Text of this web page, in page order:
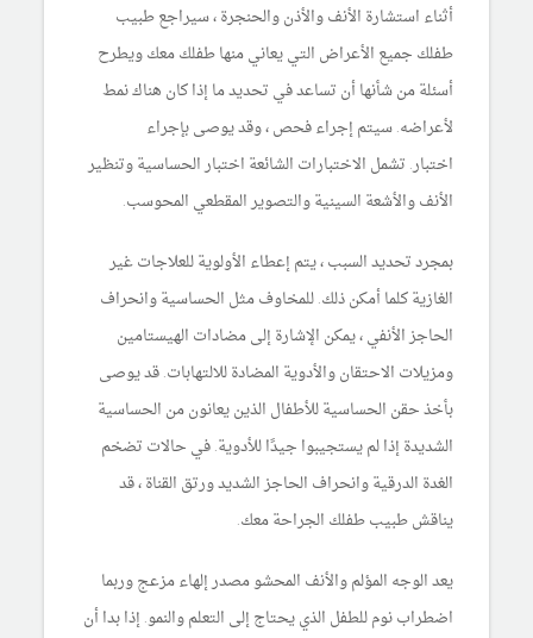
أثناء استشارة الأنف والأذن والحنجرة ، سيراجع طبيب
طفلك جميع الأعراض التي يعاني منها طفلك معك ويطرح
أسئلة من شأنها أن تساعد في تحديد ما إذا كان هناك نمط
لأعراضه. سيتم إجراء فحص ، وقد يوصى بإجراء
اختبار. تشمل الاختبارات الشائعة اختبار الحساسية وتنظير
الأنف والأشعة السينية والتصوير المقطعي المحوسب.
بمجرد تحديد السبب ، يتم إعطاء الأولوية للعلاجات غير
الغازية كلما أمكن ذلك. للمخاوف مثل الحساسية وانحراف
الحاجز الأنفي ، يمكن الإشارة إلى مضادات الهيستامين
ومزيلات الاحتقان والأدوية المضادة للالتهابات. قد يوصى
بأخذ حقن الحساسية للأطفال الذين يعانون من الحساسية
الشديدة إذا لم يستجيبوا جيدًا للأدوية. في حالات تضخم
الغدة الدرقية وانحراف الحاجز الشديد ورتق القناة ، قد
يناقش طبيب طفلك الجراحة معك.
يعد الوجه المؤلم والأنف المحشو مصدر إلهاء مزعج وربما
اضطراب نوم للطفل الذي يحتاج إلى التعلم والنمو. إذا بدا أن